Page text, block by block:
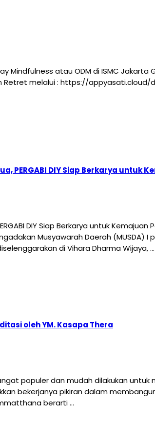
atau ODM di ISMC Jakarta
Retret melalui : https://
PERGABI DIY Siap Berkarya untuk
DIY Siap Berkarya untuk
Musyawarah Daerah
di Vihara Dharma Wijaya, …
oleh YM. Kasapa Thera
populer dan mudah dilakukan
bekerjanya pikiran dalam
berarti …